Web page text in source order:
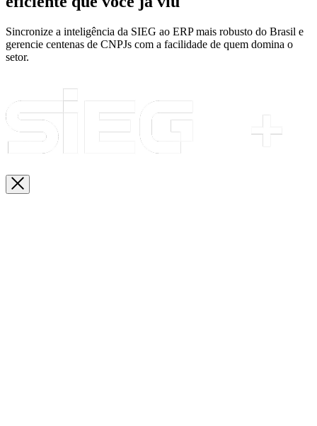
Sincronize a inteligência da SIEG ao ERP mais robusto do Brasil e
gerencie centenas de CNPJs com a facilidade de quem domina o
setor.